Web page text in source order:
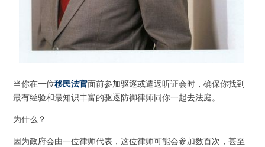
当你在一位移民法官面前参加驱逐或遣返听证会时，确保你找到
最有经验和最知识丰富的驱逐防御律师同你一起去法庭。
为什么？
因为政府会由一位律师代表，这位律师可能会参加数百次，甚至